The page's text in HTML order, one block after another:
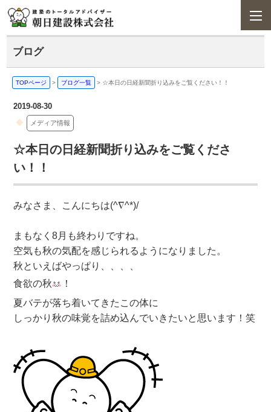
ブログ
TOPページ > ブログ一覧 > ☆本日の日経新聞折り込みをご覧ください！！
2019-08-30
メディア情報
☆本日の日経新聞折り込みをご覧くださ
い！！
みなさま、こんにちは(^∇^*)/
まもなく8月も終わりですね。
空気も秋の気配を感じられるようになりました。
秋といえばやっぱり、、、、
食欲の秋
！
夏バテが落ち着いてきたこの体に
しっかり秋の味覚を詰め込んでいきたいと思います！笑